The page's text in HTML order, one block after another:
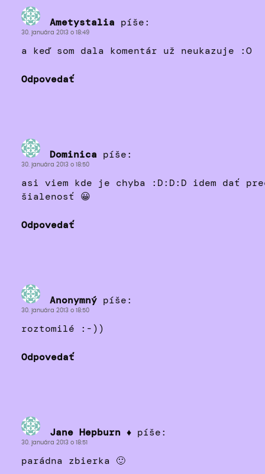
Ametystalia píše:
30. januára 2013 o 18:49
a keď som dala komentár už neukazuje :O
Odpovedať
Dominica píše:
30. januára 2013 o 18:50
asi viem kde je chyba :D:D:D idem dať
šialenosť 😀
Odpovedať
Anonymný píše:
30. januára 2013 o 18:50
roztomilé :-))
Odpovedať
Jane Hepburn ♦ píše:
30. januára 2013 o 18:51
parádna zbierka 🙂